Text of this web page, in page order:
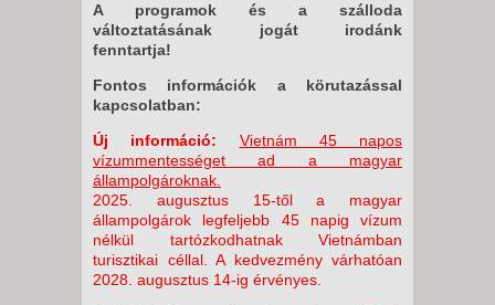
A programok és a szálloda
változtatásának jogát irodánk
fenntartja!
Fontos információk a körutazással
kapcsolatban:
Új információ:
Vietnám 45 napos
vízummentességet ad a magyar
állampolgároknak.
2025. augusztus 15-től a magyar
állampolgárok legfeljebb 45 napig vízum
nélkül tartózkodhatnak Vietnámban
turisztikai céllal. A kedvezmény várhatóan
2028. augusztus 14-ig érvényes.